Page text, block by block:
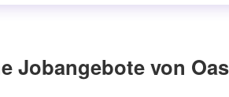
Jobangebote von